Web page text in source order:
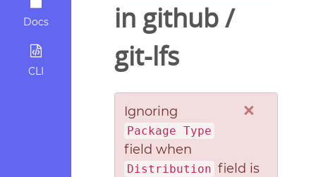
Docs
CLI
in github/
git-lfs
×
Ignoring
Package Type
field when
Distribution field is